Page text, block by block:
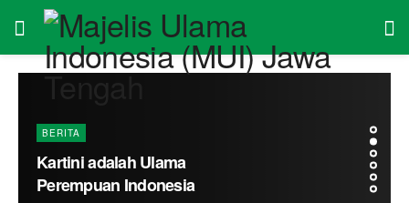
BERITA
Kartini adalah Ulama
Perempuan Indonesia